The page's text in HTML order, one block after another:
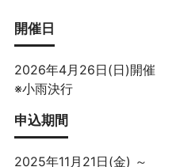
開催日
2026年4月26日(日)開催
※小雨決行
申込期間
2025年11月21日(金) ～